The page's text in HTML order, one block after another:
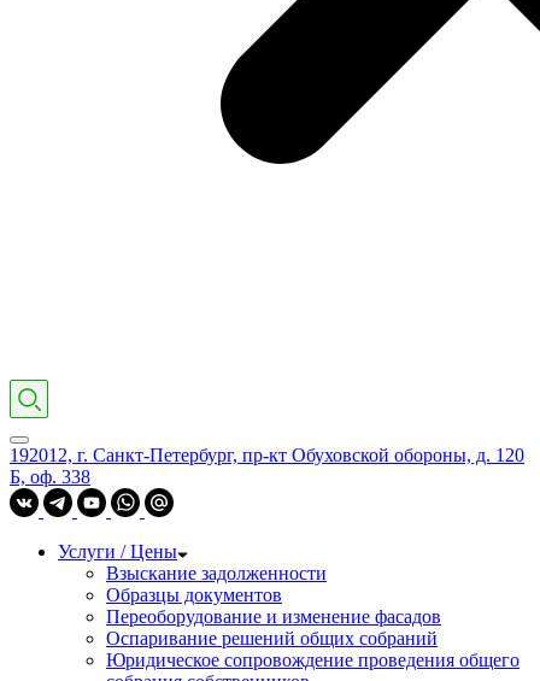
192012, г. Санкт-Петербург, пр-кт Обуховской обороны, д. 120
Б, оф. 338
Услуги / Цены
Взыскание задолженности
Образцы документов
Переоборудование и изменение фасадов
Оспаривание решений общих собраний
Юридическое сопровождение проведения общего